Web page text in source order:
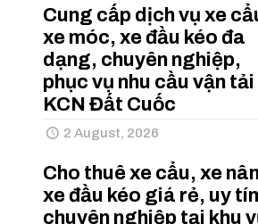
Cung cấp dịch vụ xe
xe móc, xe đầu kéo đa
dạng, chuyên nghiệp,
phục vụ nhu cầu vận
KCN Đất Cuốc
2 August, 2026
Cho thuê xe cẩu, xe
xe đầu kéo giá rẻ, uy
chuyên nghiệp tại khu